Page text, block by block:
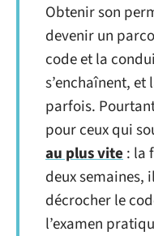
Obtenir son
devenir un
code et la
s’enchaînent,
parfois.
pour ceux qui
au plus vite: la
deux semaines,
décrocher le
l’examen